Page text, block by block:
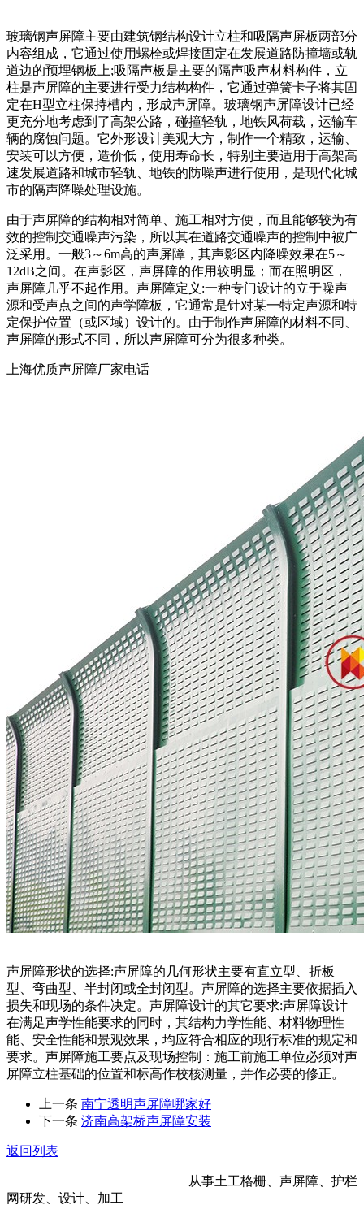
玻璃钢声屏障主要由建筑钢结构设计立柱和吸隔声屏板两部分
内容组成，它通过使用螺栓或焊接固定在发展道路防撞墙或轨
道边的预埋钢板上;吸隔声板是主要的隔声吸声材料构件，立
柱是声屏障的主要进行受力结构构件，它通过弹簧卡子将其固
定在H型立柱保持槽内，形成声屏障。玻璃钢声屏障设计已经
更充分地考虑到了高架公路，碰撞轻轨，地铁风荷载，运输车
辆的腐蚀问题。它外形设计美观大方，制作一个精致，运输、
安装可以方便，造价低，使用寿命长，特别主要适用于高架高
速发展道路和城市轻轨、地铁的防噪声进行使用，是现代化城
市的隔声降噪处理设施。
由于声屏障的结构相对简单、施工相对方便，而且能够较为有
效的控制交通噪声污染，所以其在道路交通噪声的控制中被广
泛采用。一般3～6m高的声屏障，其声影区内降噪效果在5～
12dB之间。在声影区，声屏障的作用较明显；而在照明区，
声屏障几乎不起作用。声屏障定义:一种专门设计的立于噪声
源和受声点之间的声学障板，它通常是针对某一特定声源和特
定保护位置（或区域）设计的。由于制作声屏障的材料不同、
声屏障的形式不同，所以声屏障可分为很多种类。
上海优质声屏障厂家电话
声屏障形状的选择:声屏障的几何形状主要有直立型、折板
型、弯曲型、半封闭或全封闭型。声屏障的选择主要依据插入
损失和现场的条件决定。声屏障设计的其它要求:声屏障设计
在满足声学性能要求的同时，其结构力学性能、材料物理性
能、安全性能和景观效果，均应符合相应的现行标准的规定和
要求。声屏障施工要点及现场控制：施工前施工单位必须对声
屏障立柱基础的位置和标高作校核测量，并作必要的修正。
上一条 南宁透明声屏障哪家好
下一条 济南高架桥声屏障安装
返回列表
从事土工格栅、声屏障、护栏
网研发、设计、加工